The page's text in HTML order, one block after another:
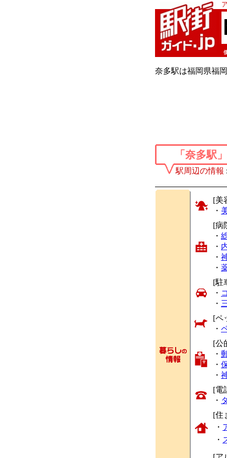
奈多駅は福岡県福
「奈多駅
駅周辺の情報 :
[美
・
[病
・
・
・
・
[駐
・
・
[ペ
・
[公
・
・
・
[電
・
[住
・
・